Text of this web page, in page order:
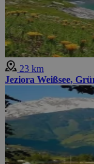
23 km
Jeziora Weißsee,